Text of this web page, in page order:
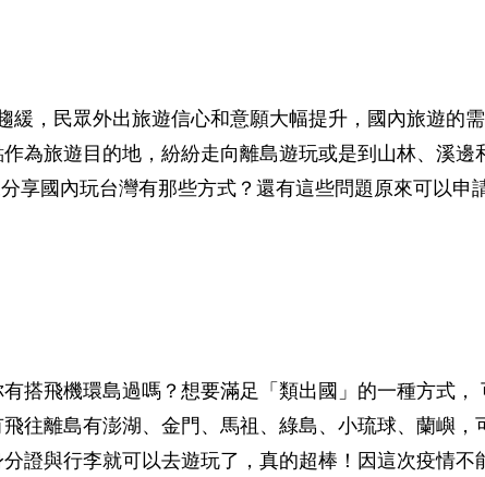
緩，民眾外出旅遊信心和意願大幅提升，國內旅遊的
為旅遊目的地，紛紛走向離島遊玩或是到山林、溪邊
享國內玩台灣有那些方式？還有這些問題原來可以申
搭飛機環島過嗎？想要滿足「類出國」的一種方式，
往離島有澎湖、金門、馬祖、綠島、小琉球、蘭嶼，
證與行李就可以去遊玩了，真的超棒！因這次疫情不